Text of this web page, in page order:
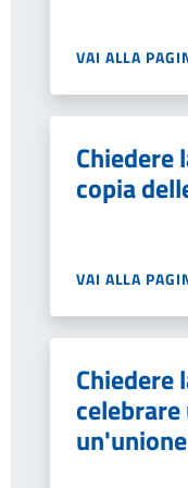
VAI ALLA
Chiedere
copia
VAI ALLA
Chiedere